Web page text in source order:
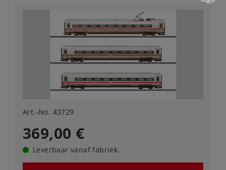
Art.-No. 43729
369,00 €
Leverbaar vanaf fabriek.